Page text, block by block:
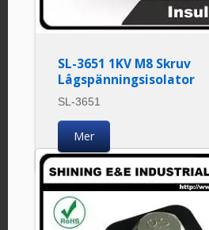
SL-3651 1KV M8 Skruv
Lågspänningsisolator
SL-3651
Mer